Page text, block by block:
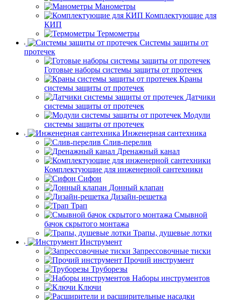
Манометры
Комплектующие для
КИП
Термометры
Системы защиты от
протечек
Готовые наборы системы защиты от протечек
Краны
системы защиты от протечек
Датчики
системы защиты от протечек
Модули
системы защиты от протечек
Инженерная сантехника
Слив-перелив
Дренажный канал
Комплектующие для инженерной сантехники
Сифон
Донный клапан
Дизайн-решетка
Трап
Смывной
бачок скрытого монтажа
Трапы, душевые лотки
Инструмент
Запрессовочные тиски
Прочий инструмент
Труборезы
Наборы инструментов
Ключи